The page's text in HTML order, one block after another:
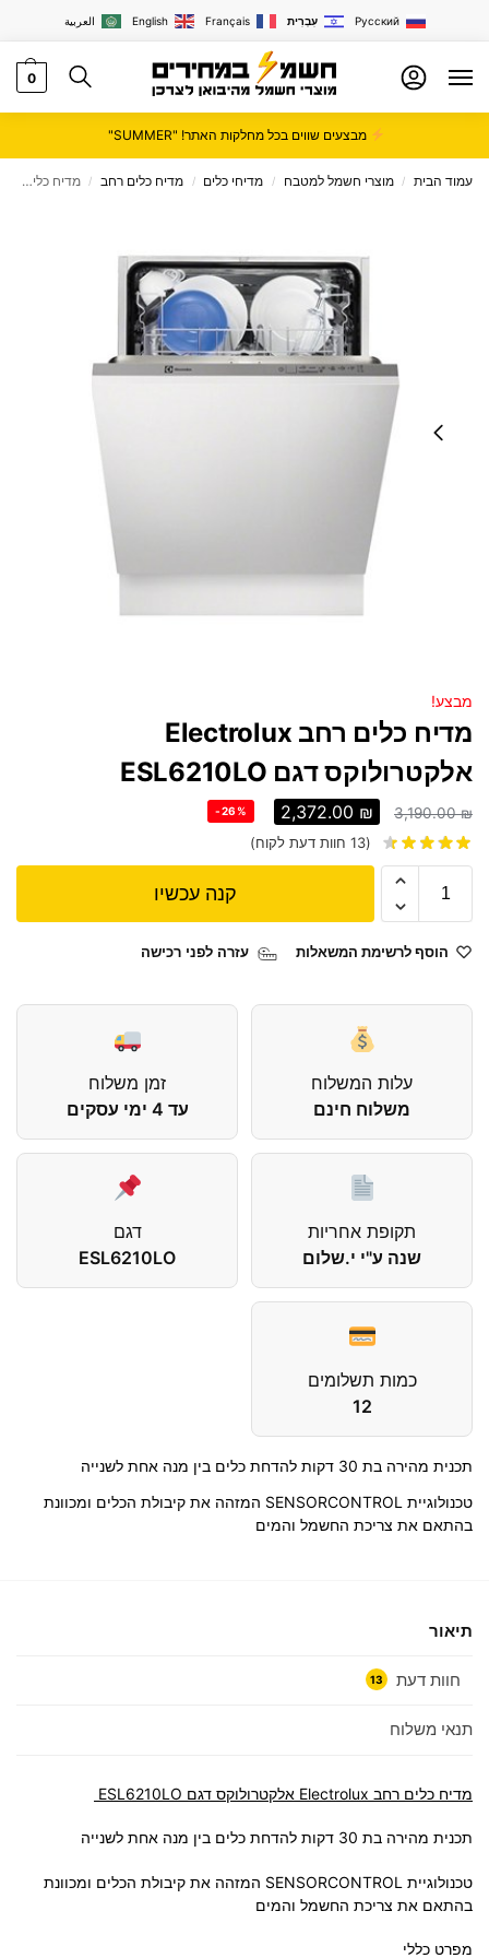
العربية English Français עִבְרִית Русский
0
מבצעים שווים בכל מחלקות האתר! "SUMMER"
עמוד הבית / מוצרי חשמל למטבח / מדיחי כלים / מדיח כלים רחב / מדיח כלים ‏רחב Electrolux אלקטרולוקס דגם ESL6210LO
מבצע!
מדיח כלים ‏רחב Electrolux
אלקטרולוקס דגם ESL6210LO
3,190.00₪
2,372.00 ₪
-26%
(
13 חוות דעת לקוח)
קנה עכשיו
הוסף לרשימת המשאלות עזרה לפני רכישה
עלות המשלוח
משלוח חינם
זמן משלוח
עד 4 ימי עסקים
תקופת אחריות
שנה ע"י י.שלום
דגם
ESL6210LO
כמות תשלומים
12
תכנית מהירה בת 30 דקות להדחת כלים בין מנה אחת לשנייה
טכנולוגיית SENSORCONTROL המזהה את קיבולת הכלים ומכוונת
בהתאם את צריכת החשמל והמים
תיאור
חוות דעת 13
תנאי משלוח
מדיח כלים ‏רחב Electrolux אלקטרולוקס דגם ESL6210LO
תכנית מהירה בת 30 דקות להדחת כלים בין מנה אחת לשנייה
טכנולוגיית SENSORCONTROL המזהה את קיבולת הכלים ומכוונת
בהתאם את צריכת החשמל והמים
מפרט כללי